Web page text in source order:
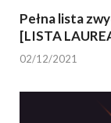
Pełna lista
[LISTA
02/12/2021